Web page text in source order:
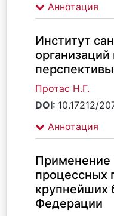
Аннотация
Институт
Протас Н.Г.
DOI: 10.17212/
Аннотация
Применение
процессных
крупнейших
Федерации